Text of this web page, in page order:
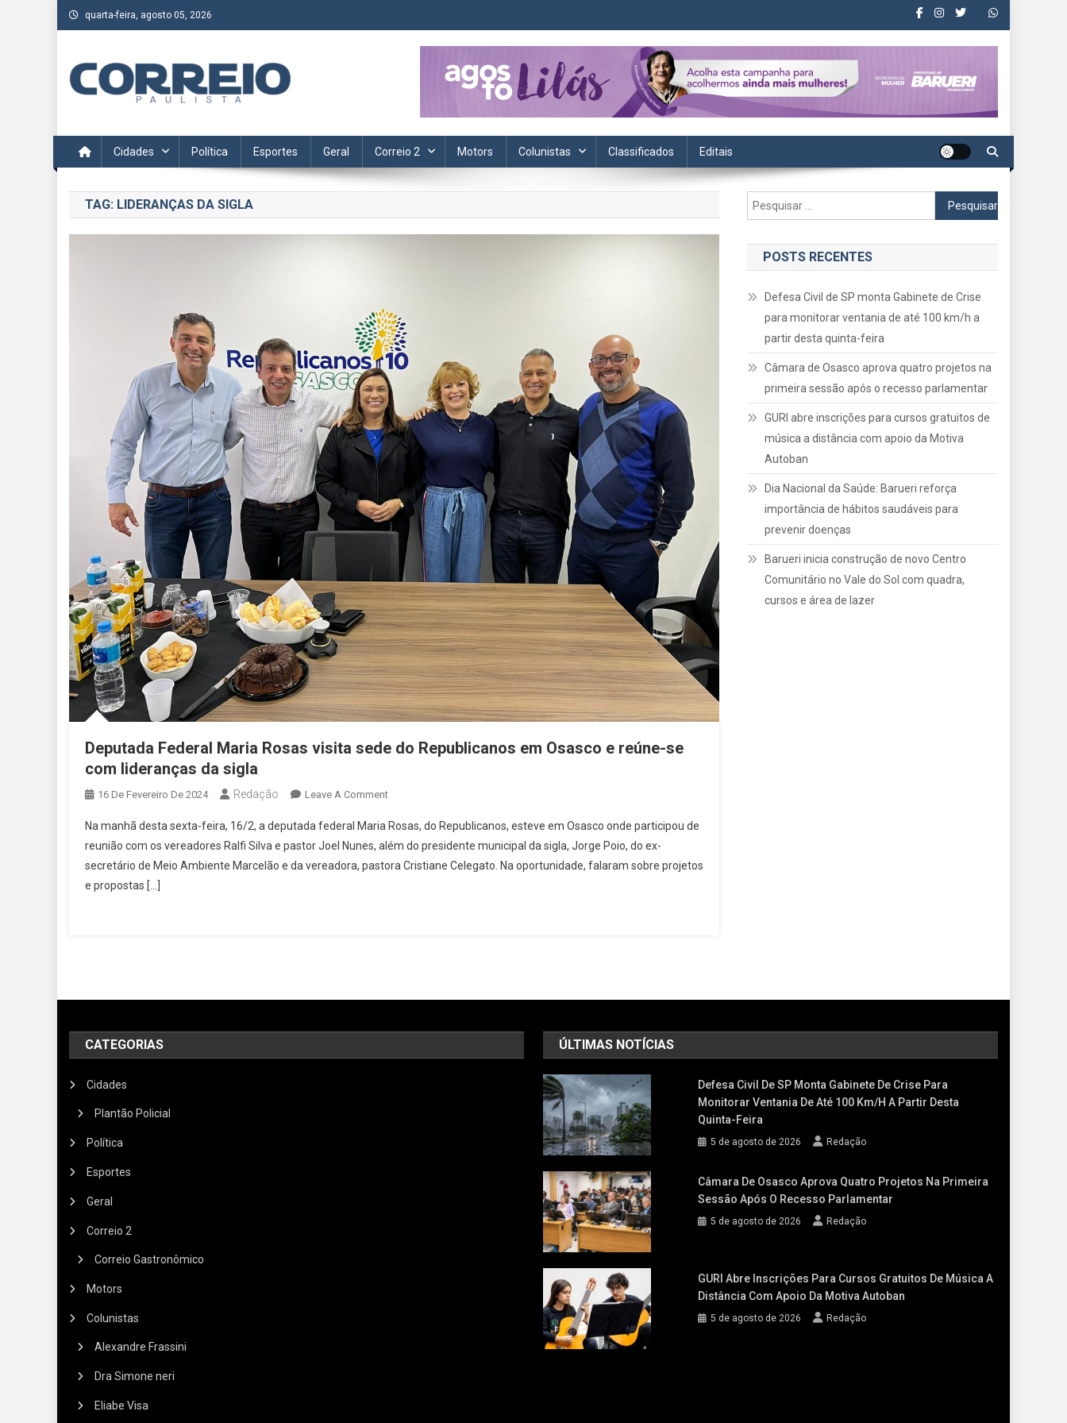
Skip
to
quarta-feira, agosto 05, 2026
Acompanhe as últimas notícias da região no Correio Paulista. Informação, política, saúde, economia, esportes e cotidiano.
Cidades Política Esportes Geral Correio 2 Motors Colunistas Classificados Editais
TAG: LIDERANÇAS DA SIGLA
Deputada Federal Maria Rosas visita sede do Republicanos em Osasco e reúne-se
com lideranças da sigla
16 De Fevereiro De 2024 Redação Leave A CommentOn
Federal
Maria
Rosas
Se
Na manhã desta sexta-feira, 16/2, a deputada federal Maria Rosas, do Republicanos, esteve em Osasco onde participou de
reunião com os vereadores Ralfi Silva e pastor Joel Nunes, além do presidente municipal da sigla, Jorge Poio, do ex-
secretário de Meio Ambiente Marcelão e da vereadora, pastora Cristiane Celegato. Na oportunidade, falaram sobre projetos
e propostas […]
Pesquisar
por:
POSTS RECENTES
Defesa Civil de SP monta Gabinete de Crise
para monitorar ventania de até 100 km/h a
partir desta quinta-feira
Câmara de Osasco aprova quatro projetos na
primeira sessão após o recesso parlamentar
GURI abre inscrições para cursos gratuitos de
música a distância com apoio da Motiva
Autoban
Dia Nacional da Saúde: Barueri reforça
importância de hábitos saudáveis para
prevenir doenças
Barueri inicia construção de novo Centro
Comunitário no Vale do Sol com quadra,
cursos e área de lazer
CATEGORIAS
Cidades
Plantão Policial
Política
Esportes
Geral
Correio 2
Correio Gastronômico
Motors
Colunistas
Alexandre Frassini
Dra Simone neri
Eliabe Visa
ÚLTIMAS NOTÍCIAS
Defesa Civil De SP Monta Gabinete De Crise Para
Monitorar Ventania De Até 100 Km/h A Partir Desta
Quinta-Feira
5 de agosto de 2026 Redação
Câmara De Osasco Aprova Quatro Projetos Na Primeira
Sessão Após O Recesso Parlamentar
5 de agosto de 2026 Redação
GURI Abre Inscrições Para Cursos Gratuitos De Música A
Distância Com Apoio Da Motiva Autoban
5 de agosto de 2026 Redação